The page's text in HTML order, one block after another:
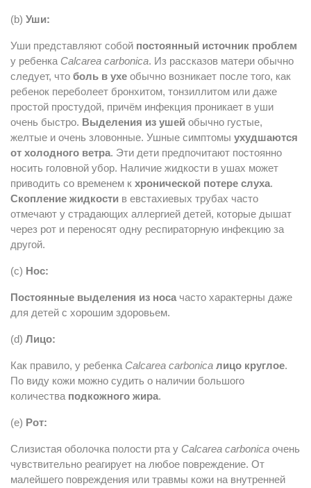
(b) Уши:
Уши представляют собой постоянный источник проблем
у ребенка Calcarea carbonica. Из рассказов матери обычно
следует, что боль в ухе обычно возникает после того, как
ребенок переболеет бронхитом, тонзиллитом или даже
простой простудой, причём инфекция проникает в уши
очень быстро. Выделения из ушей обычно густые,
желтые и очень зловонные. Ушные симптомы ухудшаются
от холодного ветра. Эти дети предпочитают постоянно
носить головной убор. Наличие жидкости в ушах может
приводить со временем к хронической потере слуха.
Скопление жидкости в евстахиевых трубах часто
отмечают у страдающих аллергией детей, которые дышат
через рот и переносят одну респираторную инфекцию за
другой.
(c) Нос:
Постоянные выделения из носа часто характерны даже
для детей с хорошим здоровьем.
(d) Лицо:
Как правило, у ребенка Calcarea carbonica лицо круглое.
По виду кожи можно судить о наличии большого
количества подкожного жира.
(e) Рот:
Слизистая оболочка полости рта у Calcarea carbonica очень
чувствительно реагирует на любое повреждение. От
малейшего повреждения или травмы кожи на внутренней